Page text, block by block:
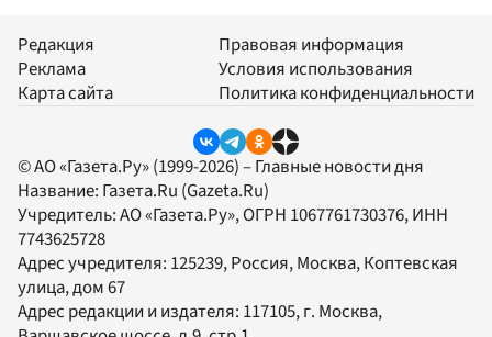
Редакция
Реклама
Карта сайта
Правовая информация
Условия использования
Политика конфиденциальности
© АО «Газета.Ру» (1999-2026) – Главные новости дня
Название: Газета.Ru (Gazeta.Ru)
Учредитель:АО «Газета.Ру», ОГРН 1067761730376, ИНН
7743625728
Адрес учредителя: 125239, Россия, Москва, Коптевская
улица, дом 67
Адрес редакции и издателя: 117105, г. Москва,